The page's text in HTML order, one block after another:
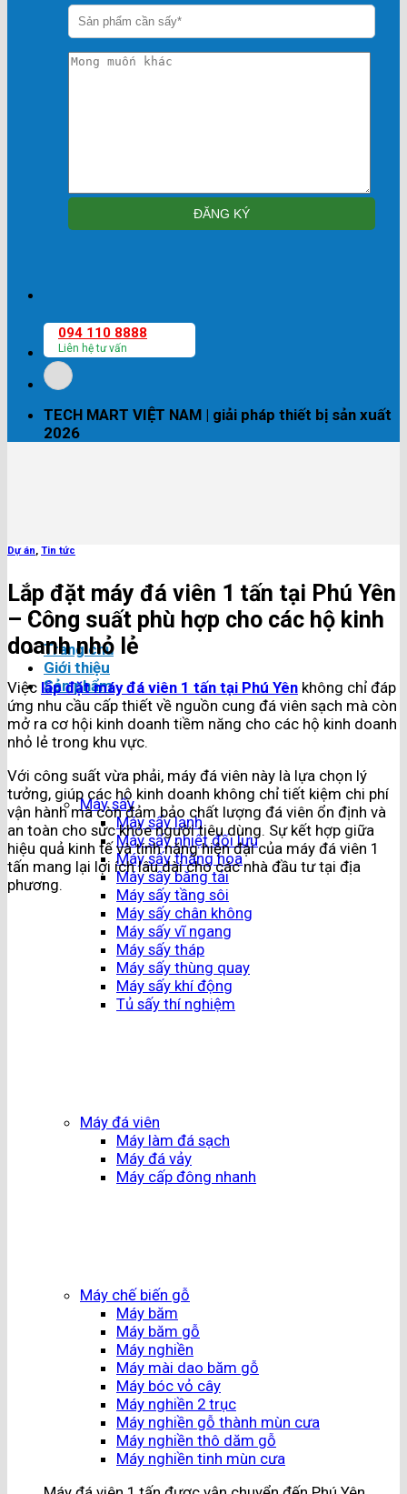
094 110 8888
Liên hệ tư vấn
TECH MART VIỆT NAM | giải pháp thiết bị sản xuất
2026
Trang chủ
Giới thiệu
Sản phẩm
Máy sấy
Máy sấy lạnh
Máy sấy nhiệt đối lưu
Máy sấy thăng hoa
Máy sấy băng tải
Máy sấy tầng sôi
Máy sấy chân không
Máy sấy vĩ ngang
Máy sấy tháp
Máy sấy thùng quay
Máy sấy khí động
Tủ sấy thí nghiệm
Máy đá viên
Máy làm đá sạch
Máy đá vảy
Máy cấp đông nhanh
Máy chế biến gỗ
Máy băm
Máy băm gỗ
Máy nghiền
Máy mài dao băm gỗ
Máy bóc vỏ cây
Máy nghiền 2 trục
Máy nghiền gỗ thành mùn cưa
Máy nghiền thô dăm gỗ
Máy nghiền tinh mùn cưa
Dự án, Tin tức
Lắp đặt máy đá viên 1 tấn tại Phú Yên
– Công suất phù hợp cho các hộ kinh
doanh nhỏ lẻ
Việc lắp đặt máy đá viên 1 tấn tại Phú Yên không chỉ đáp
ứng nhu cầu cấp thiết về nguồn cung đá viên sạch mà còn
mở ra cơ hội kinh doanh tiềm năng cho các hộ kinh doanh
nhỏ lẻ trong khu vực.
Với công suất vừa phải, máy đá viên này là lựa chọn lý
tưởng, giúp các hộ kinh doanh không chỉ tiết kiệm chi phí
vận hành mà còn đảm bảo chất lượng đá viên ổn định và
an toàn cho sức khỏe người tiêu dùng. Sự kết hợp giữa
hiệu quả kinh tế và tính năng hiện đại của máy đá viên 1
tấn mang lại lợi ích lâu dài cho các nhà đầu tư tại địa
phương.